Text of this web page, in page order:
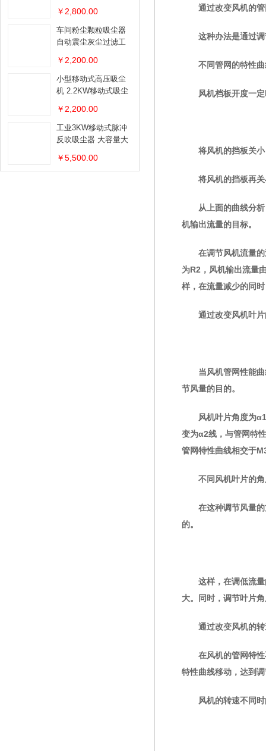
￥2,800.00
车间粉尘颗粒吸尘器
自动震尘灰尘过滤工
￥2,200.00
小型移动式高压吸尘
机 2.2KW移动式吸尘
￥2,200.00
工业3KW移动式脉冲
反吹吸尘器 大容量大
￥5,500.00
通过改变风机的管
这种办法是通过调
不同管网的特性曲
风机档板开度一定
将风机的挡板关小
将风机的挡板再关
从上面的曲线分析
机输出流量的目标。
在调节风机流量的
为R2，风机输出流量
样，在流量减少的同
通过改变风机叶片
当风机管网性能曲
节风量的目的。
风机叶片角度为α1
变为α2线，与管网特
管网特性曲线相交于
不同风机叶片的角
在这种调节风量的
的。
这样，在调低流量
大。同时，调节叶片
通过改变风机的转
在风机的管网特性
特性曲线移动，达到
风机的转速不同时